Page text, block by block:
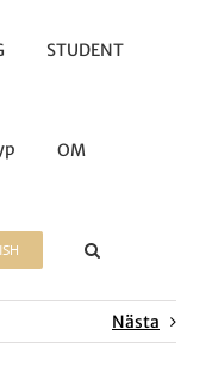
STUDENT
OM
Nästa